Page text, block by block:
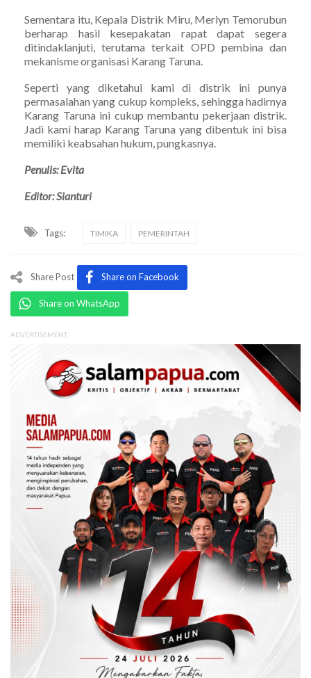
Sementara itu, Kepala Distrik Miru, Merlyn Temorubun
berharap hasil kesepakatan rapat dapat segera
ditindaklanjuti, terutama terkait OPD pembina dan
mekanisme organisasi Karang Taruna.
Seperti yang diketahui kami di distrik ini punya
permasalahan yang cukup kompleks, sehingga hadirnya
Karang Taruna ini cukup membantu pekerjaan distrik.
Jadi kami harap Karang Taruna yang dibentuk ini bisa
memiliki keabsahan hukum, pungkasnya.
Penulis: Evita
Editor: Sianturi
Tags: TIMIKA PEMERINTAH
Share Post Share on Facebook
Share on WhatsApp
ADVERTISEMENT